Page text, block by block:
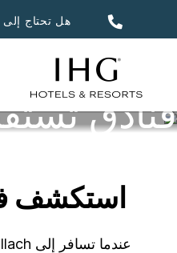
هل تحتاج
فنادق
استكشف